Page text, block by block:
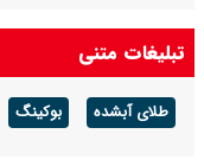
تبلیغات متنی
طلای آبشده بوکینگ